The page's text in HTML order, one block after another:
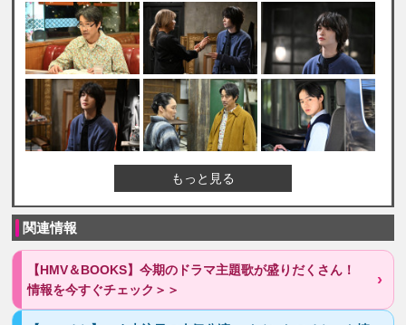
もっと見る
関連情報
【HMV＆BOOKS】今期のドラマ主題歌が盛りだくさん！
情報を今すぐチェック＞＞